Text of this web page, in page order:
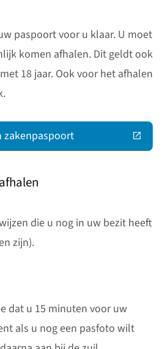
paspoort voor u klaar. U moet
komen afhalen. Dit geldt ook
18 jaar. Ook voor het afhalen
zakenpaspoort
(Deze link gaat naar een
die u nog in uw bezit heeft
zijn).
dat u 15 minuten voor uw
als u nog een pasfoto wilt